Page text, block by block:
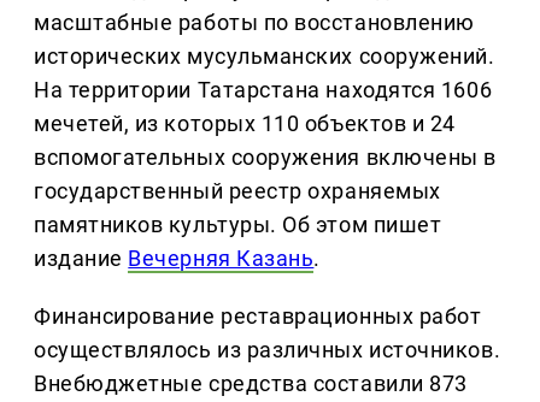
масштабные работы по восстановлению
исторических мусульманских сооружений.
На территории Татарстана находятся 1606
мечетей, из которых 110 объектов и 24
вспомогательных сооружения включены в
государственный реестр охраняемых
памятников культуры. Об этом пишет
издание Вечерняя Казань.
Финансирование реставрационных работ
осуществлялось из различных источников.
Внебюджетные средства составили 873